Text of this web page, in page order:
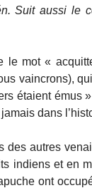
Suit aussi le
le mot «
vaincrons),
étaient émus
dans
autres
indiens et en
ont